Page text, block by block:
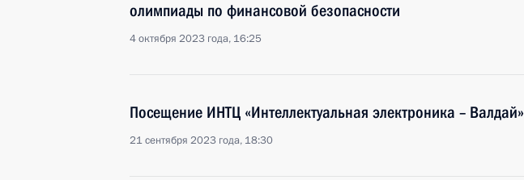
олимпиады по финансовой безопасности
4 октября 2023 года, 16:25
Посещение ИНТЦ «Интеллектуальная электроника – Валдай»
21 сентября 2023 года, 18:30